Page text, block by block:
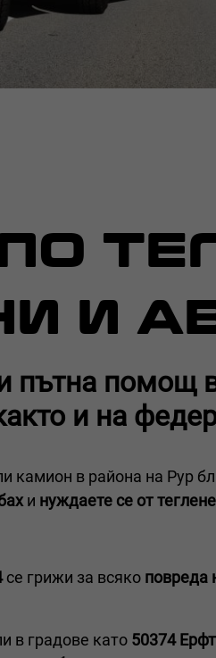
И
пътна
и на
камион в района на Рур
и нуждаете се от
се грижи за всяко повреда
в градове като 50374